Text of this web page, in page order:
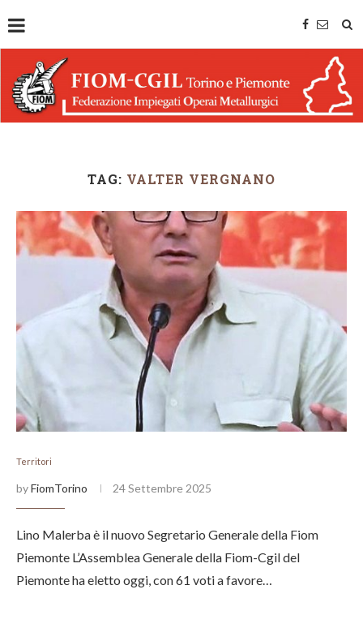
TAG: VALTER VERGNANO
Territori
byFiomTorino 24 Settembre 2025
Lino Malerba è il nuovo Segretario Generale della Fiom
Piemonte L’Assemblea Generale della Fiom-Cgil del
Piemonte ha eletto oggi, con 61 voti a favore…